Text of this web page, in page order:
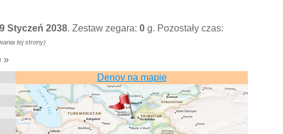
Styczeń 2038. Zestaw zegara: 0 g. Pozostały czas:
tej strony)
»
Denov na mapie